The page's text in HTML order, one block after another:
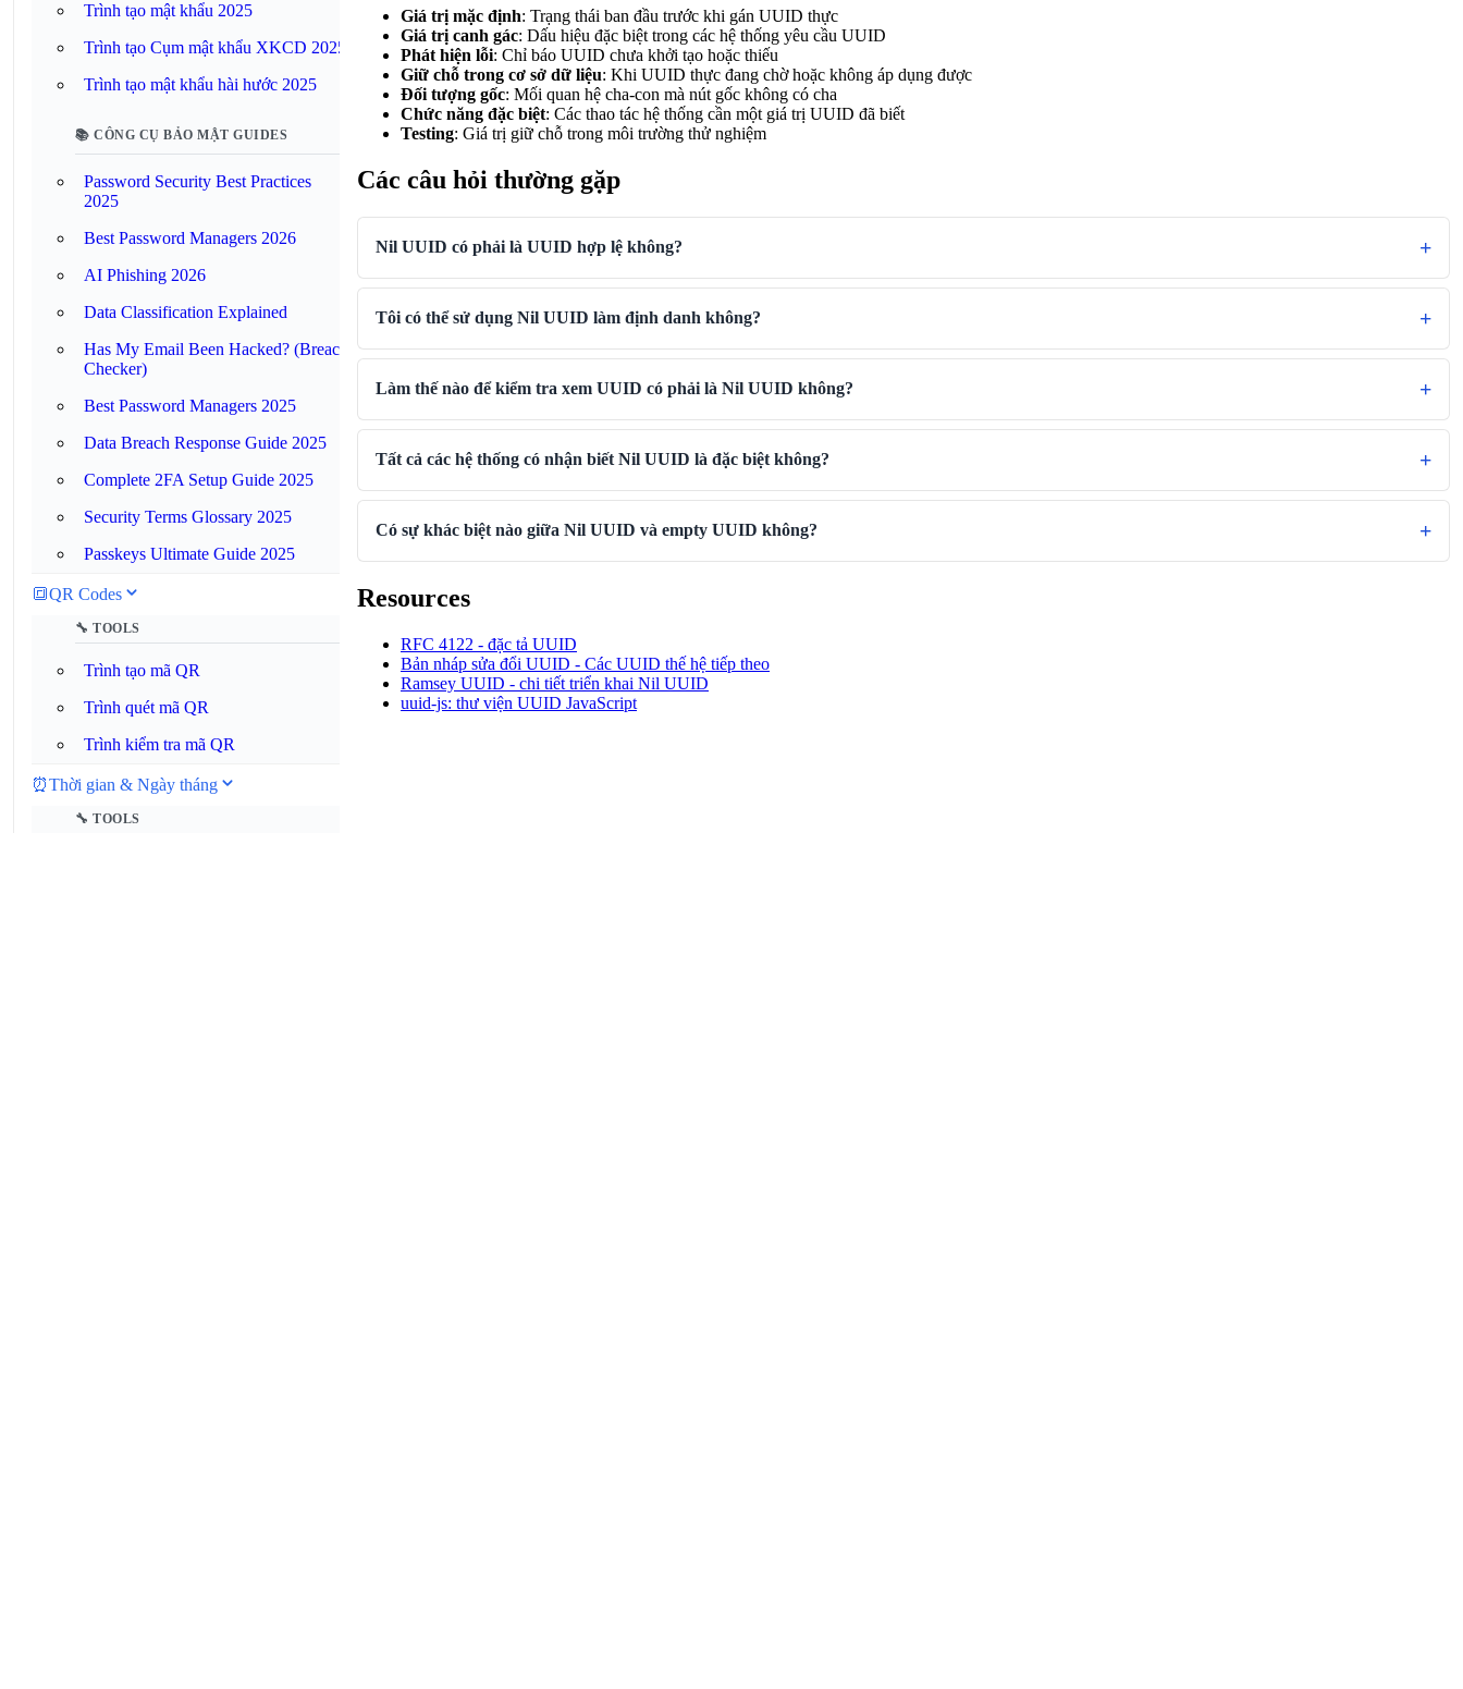
Trình tạo mật khẩu 2025
Trình tạo Cụm mật khẩu XKCD 2025
Trình tạo mật khẩu hài hước 2025
📚 CÔNG CỤ BẢO MẬT GUIDES
Password Security Best Practices
2025
Best Password Managers 2026
AI Phishing 2026
Data Classification Explained
Has My Email Been Hacked? (Breach
Checker)
Best Password Managers 2025
Data Breach Response Guide 2025
Complete 2FA Setup Guide 2025
Security Terms Glossary 2025
Passkeys Ultimate Guide 2025
🔳QR Codes
🔧 TOOLS
Trình tạo mã QR
Trình quét mã QR
Trình kiểm tra mã QR
⏰Thời gian & Ngày tháng
🔧 TOOLS
Giá trị mặc định: Trạng thái ban đầu trước khi gán UUID thực
Giá trị canh gác: Dấu hiệu đặc biệt trong các hệ thống yêu cầu UUID
Phát hiện lỗi: Chỉ báo UUID chưa khởi tạo hoặc thiếu
Giữ chỗ trong cơ sở dữ liệu: Khi UUID thực đang chờ hoặc không áp dụng được
Đối tượng gốc: Mối quan hệ cha-con mà nút gốc không có cha
Chức năng đặc biệt: Các thao tác hệ thống cần một giá trị UUID đã biết
Testing: Giá trị giữ chỗ trong môi trường thử nghiệm
Các câu hỏi thường gặp
Nil UUID có phải là UUID hợp lệ không?
Tôi có thể sử dụng Nil UUID làm định danh không?
Làm thế nào để kiểm tra xem UUID có phải là Nil UUID không?
Tất cả các hệ thống có nhận biết Nil UUID là đặc biệt không?
Có sự khác biệt nào giữa Nil UUID và empty UUID không?
Resources
RFC 4122 - đặc tả UUID
Bản nháp sửa đổi UUID - Các UUID thế hệ tiếp theo
Ramsey UUID - chi tiết triển khai Nil UUID
uuid-js: thư viện UUID JavaScript